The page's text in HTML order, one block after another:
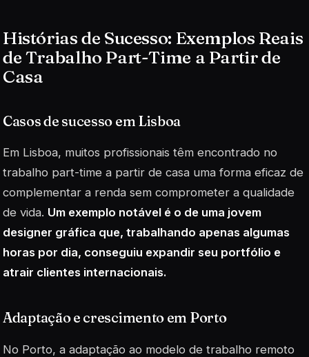
Histórias de Sucesso: Exemplos Reais
de Trabalho Part-Time a Partir de
Casa
Casos de sucesso em Lisboa
Em Lisboa, muitos profissionais têm encontrado no
trabalho part-time a partir de casa uma forma eficaz de
complementar a renda sem comprometer a qualidade
de vida. Um exemplo notável é o de uma jovem
designer gráfica que, trabalhando apenas algumas
horas por dia, conseguiu expandir seu portfólio e
atrair clientes internacionais.
Adaptação e crescimento em Porto
No Porto, a adaptação ao modelo de trabalho remoto